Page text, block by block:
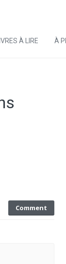
À LIRE À
Comment